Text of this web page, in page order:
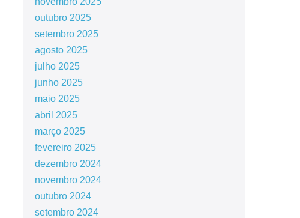
outubro 2025
setembro 2025
agosto 2025
julho 2025
junho 2025
maio 2025
abril 2025
março 2025
fevereiro 2025
dezembro 2024
novembro 2024
outubro 2024
setembro 2024